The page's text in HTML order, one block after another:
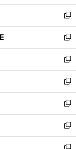
ウ
で
開
く
ン
ド
ウ
で
開
く
新
し
い
ウ
ィ
ン
ド
ウ
で
開
く
新
し
い
ウ
ィ
ン
ド
ウ
で
開
く
新
し
い
ウ
ィ
ン
ド
ウ
新
し
い
ウ
ィ
ン
新
し
い
ウ
新
し